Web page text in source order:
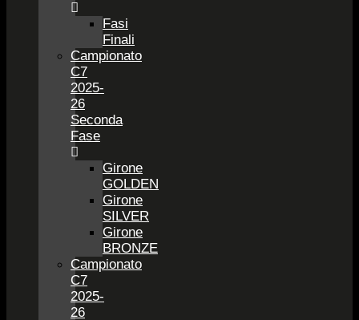
Fasi
Finali
Campionato
C7
2025-
26
Seconda
Fase
Girone
GOLDEN
Girone
SILVER
Girone
BRONZE
Campionato
C7
2025-
26